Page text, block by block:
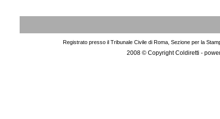
Registrato presso il Tribunale Civile di Roma, Sezione per la
2008 © Copyright Coldiretti -